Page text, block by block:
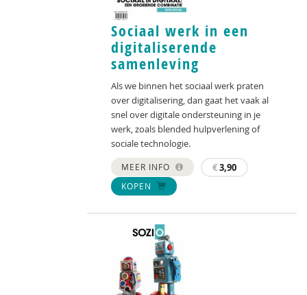
Sociaal werk in een
digitaliserende
samenleving
Als we binnen het sociaal werk praten
over digitalisering, dan gaat het vaak al
snel over digitale ondersteuning in je
werk, zoals blended hulpverlening of
sociale technologie.
MEER INFO €3,90
KOPEN